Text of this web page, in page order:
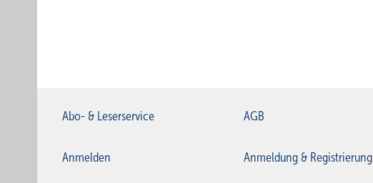
Abo- & Leserservice AGB
Anmelden Anmeldung & Registrierung